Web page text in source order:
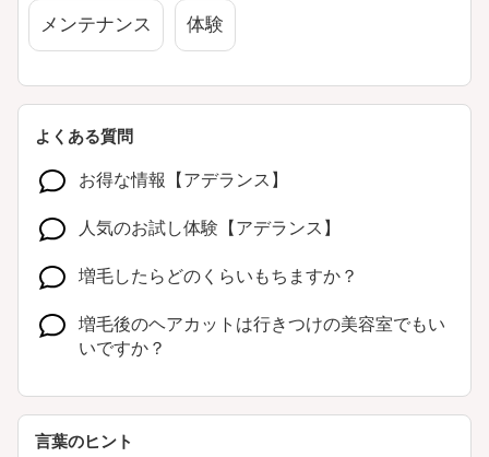
よくある質問
お得な情報【アデランス】
人気のお試し体験【アデランス】
増毛したらどのくらいもちますか？
増毛後のヘアカットは行きつけの美容室でもい
いですか？
抜け毛・薄毛が気になる
メンテナンス 体験
言葉のヒント